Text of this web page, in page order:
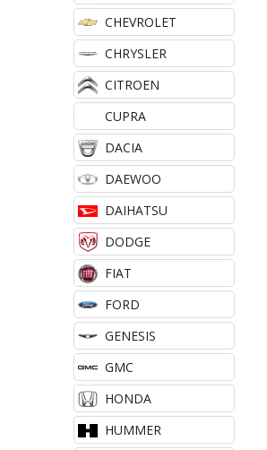
CHEVROLET
CHRYSLER
CITROEN
CUPRA
DACIA
DAEWOO
DAIHATSU
DODGE
FIAT
FORD
GENESIS
GMC
HONDA
HUMMER